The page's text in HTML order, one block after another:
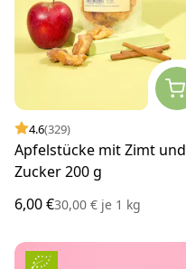
4.6(329)
Apfelstücke mit Zimt und
Zucker 200 g
6,00 €30,00 € je 1 kg